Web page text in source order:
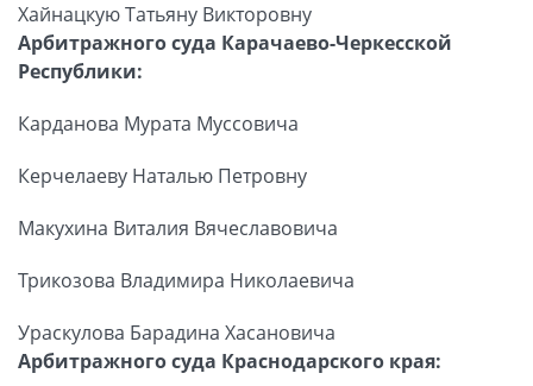
Хайнацкую Татьяну Викторовну
Арбитражного суда Карачаево-Черкесской
Республики:
Карданова Мурата Муссовича
Керчелаеву Наталью Петровну
Макухина Виталия Вячеславовича
Трикозова Владимира Николаевича
Ураскулова Барадина Хасановича
Арбитражного суда Краснодарского края: